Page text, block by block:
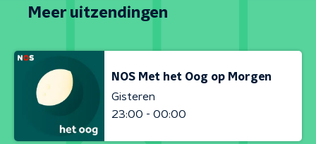
Meer uitzendingen
NOS Met het Oog op Morgen
Gisteren
23:00 - 00:00